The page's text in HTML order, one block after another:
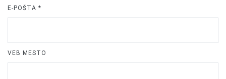
E-POŠTA *
VEB MESTO